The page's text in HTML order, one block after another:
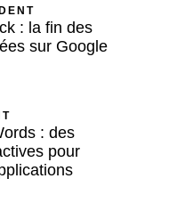
: la fin des
sur Google
: des
pour